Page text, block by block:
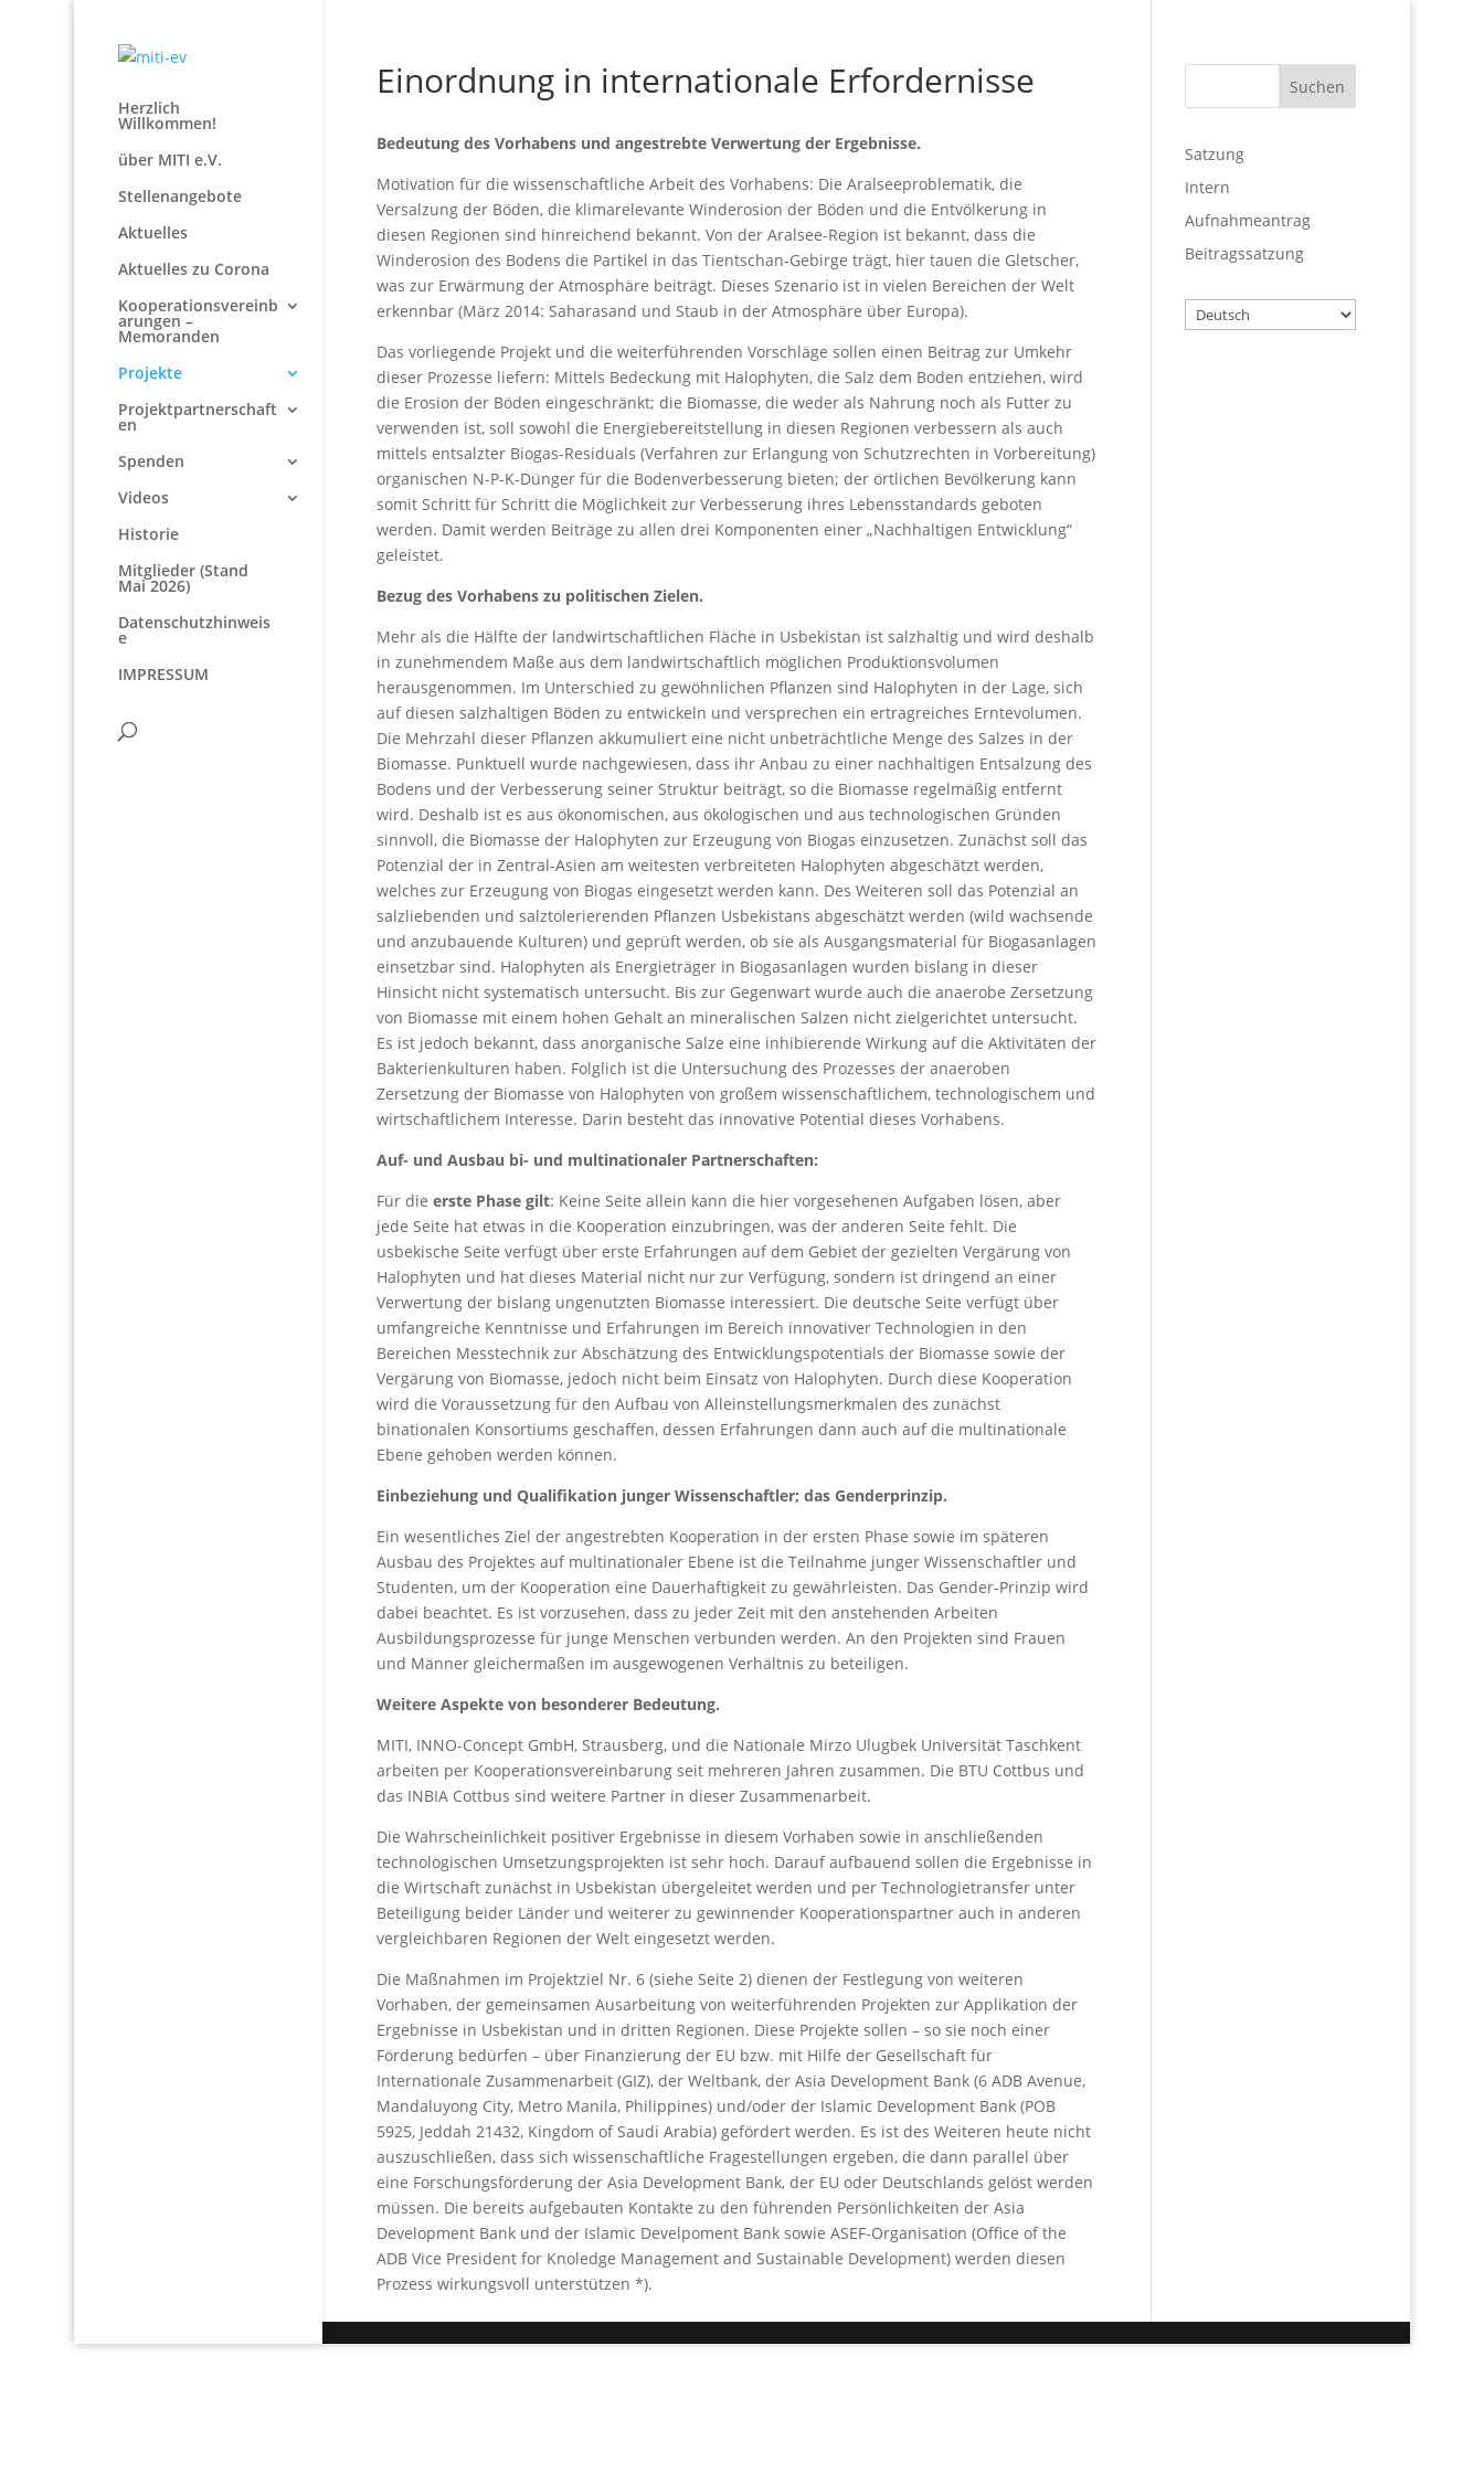
Herzlich
Willkommen!
über MITI e.V.
Stellenangebote
Aktuelles
Aktuelles zu Corona
Kooperationsvereinb
arungen –
Memoranden
Projekte
Projektpartnerschaft
en
Spenden
Videos
Historie
Mitglieder (Stand
Mai 2026)
Datenschutzhinweis
e
IMPRESSUM
Einordnung in internationale Erfordernisse
Bedeutung des Vorhabens und angestrebte Verwertung der Ergebnisse.
Motivation für die wissenschaftliche Arbeit des Vorhabens: Die Aralseeproblematik, die
Versalzung der Böden, die klimarelevante Winderosion der Böden und die Entvölkerung in
diesen Regionen sind hinreichend bekannt. Von der Aralsee-Region ist bekannt, dass die
Winderosion des Bodens die Partikel in das Tientschan-Gebirge trägt, hier tauen die Gletscher,
was zur Erwärmung der Atmosphäre beiträgt. Dieses Szenario ist in vielen Bereichen der Welt
erkennbar (März 2014: Saharasand und Staub in der Atmosphäre über Europa).
Das vorliegende Projekt und die weiterführenden Vorschläge sollen einen Beitrag zur Umkehr
dieser Prozesse liefern: Mittels Bedeckung mit Halophyten, die Salz dem Boden entziehen, wird
die Erosion der Böden eingeschränkt; die Biomasse, die weder als Nahrung noch als Futter zu
verwenden ist, soll sowohl die Energiebereitstellung in diesen Regionen verbessern als auch
mittels entsalzter Biogas-Residuals (Verfahren zur Erlangung von Schutzrechten in Vorbereitung)
organischen N-P-K-Dünger für die Bodenverbesserung bieten; der örtlichen Bevölkerung kann
somit Schritt für Schritt die Möglichkeit zur Verbesserung ihres Lebensstandards geboten
werden. Damit werden Beiträge zu allen drei Komponenten einer „Nachhaltigen Entwicklung“
geleistet.
Bezug des Vorhabens zu politischen Zielen.
Mehr als die Hälfte der landwirtschaftlichen Fläche in Usbekistan ist salzhaltig und wird deshalb
in zunehmendem Maße aus dem landwirtschaftlich möglichen Produktionsvolumen
herausgenommen. Im Unterschied zu gewöhnlichen Pflanzen sind Halophyten in der Lage, sich
auf diesen salzhaltigen Böden zu entwickeln und versprechen ein ertragreiches Erntevolumen.
Die Mehrzahl dieser Pflanzen akkumuliert eine nicht unbeträchtliche Menge des Salzes in der
Biomasse. Punktuell wurde nachgewiesen, dass ihr Anbau zu einer nachhaltigen Entsalzung des
Bodens und der Verbesserung seiner Struktur beiträgt, so die Biomasse regelmäßig entfernt
wird. Deshalb ist es aus ökonomischen, aus ökologischen und aus technologischen Gründen
sinnvoll, die Biomasse der Halophyten zur Erzeugung von Biogas einzusetzen. Zunächst soll das
Potenzial der in Zentral-Asien am weitesten verbreiteten Halophyten abgeschätzt werden,
welches zur Erzeugung von Biogas eingesetzt werden kann. Des Weiteren soll das Potenzial an
salzliebenden und salztolerierenden Pflanzen Usbekistans abgeschätzt werden (wild wachsende
und anzubauende Kulturen) und geprüft werden, ob sie als Ausgangsmaterial für Biogasanlagen
einsetzbar sind. Halophyten als Energieträger in Biogasanlagen wurden bislang in dieser
Hinsicht nicht systematisch untersucht. Bis zur Gegenwart wurde auch die anaerobe Zersetzung
von Biomasse mit einem hohen Gehalt an mineralischen Salzen nicht zielgerichtet untersucht.
Es ist jedoch bekannt, dass anorganische Salze eine inhibierende Wirkung auf die Aktivitäten der
Bakterienkulturen haben. Folglich ist die Untersuchung des Prozesses der anaeroben
Zersetzung der Biomasse von Halophyten von großem wissenschaftlichem, technologischem und
wirtschaftlichem Interesse. Darin besteht das innovative Potential dieses Vorhabens.
Auf- und Ausbau bi- und multinationaler Partnerschaften:
Für dieerste Phase gilt: Keine Seite allein kann die hier vorgesehenen Aufgaben lösen, aber
jede Seite hat etwas in die Kooperation einzubringen, was der anderen Seite fehlt. Die
usbekische Seite verfügt über erste Erfahrungen auf dem Gebiet der gezielten Vergärung von
Halophyten und hat dieses Material nicht nur zur Verfügung, sondern ist dringend an einer
Verwertung der bislang ungenutzten Biomasse interessiert. Die deutsche Seite verfügt über
umfangreiche Kenntnisse und Erfahrungen im Bereich innovativer Technologien in den
Bereichen Messtechnik zur Abschätzung des Entwicklungspotentials der Biomasse sowie der
Vergärung von Biomasse, jedoch nicht beim Einsatz von Halophyten. Durch diese Kooperation
wird die Voraussetzung für den Aufbau von Alleinstellungsmerkmalen des zunächst
binationalen Konsortiums geschaffen, dessen Erfahrungen dann auch auf die multinationale
Ebene gehoben werden können.
Einbeziehung und Qualifikation junger Wissenschaftler; das Genderprinzip.
Ein wesentliches Ziel der angestrebten Kooperation in der ersten Phase sowie im späteren
Ausbau des Projektes auf multinationaler Ebene ist die Teilnahme junger Wissenschaftler und
Studenten, um der Kooperation eine Dauerhaftigkeit zu gewährleisten. Das Gender-Prinzip wird
dabei beachtet. Es ist vorzusehen, dass zu jeder Zeit mit den anstehenden Arbeiten
Ausbildungsprozesse für junge Menschen verbunden werden. An den Projekten sind Frauen
und Männer gleichermaßen im ausgewogenen Verhältnis zu beteiligen.
Weitere Aspekte von besonderer Bedeutung.
MITI, INNO-Concept GmbH, Strausberg, und die Nationale Mirzo Ulugbek Universität Taschkent
arbeiten per Kooperationsvereinbarung seit mehreren Jahren zusammen. Die BTU Cottbus und
das INBIA Cottbus sind weitere Partner in dieser Zusammenarbeit.
Die Wahrscheinlichkeit positiver Ergebnisse in diesem Vorhaben sowie in anschließenden
technologischen Umsetzungsprojekten ist sehr hoch. Darauf aufbauend sollen die Ergebnisse in
die Wirtschaft zunächst in Usbekistan übergeleitet werden und per Technologietransfer unter
Beteiligung beider Länder und weiterer zu gewinnender Kooperationspartner auch in anderen
vergleichbaren Regionen der Welt eingesetzt werden.
Die Maßnahmen im Projektziel Nr. 6 (siehe Seite 2) dienen der Festlegung von weiteren
Vorhaben, der gemeinsamen Ausarbeitung von weiterführenden Projekten zur Applikation der
Ergebnisse in Usbekistan und in dritten Regionen. Diese Projekte sollen – so sie noch einer
Förderung bedürfen – über Finanzierung der EU bzw. mit Hilfe der Gesellschaft für
Internationale Zusammenarbeit (GIZ), der Weltbank, der Asia Development Bank (6 ADB Avenue,
Mandaluyong City, Metro Manila, Philippines) und/oder der Islamic Development Bank (POB
5925, Jeddah 21432, Kingdom of Saudi Arabia) gefördert werden. Es ist des Weiteren heute nicht
auszuschließen, dass sich wissenschaftliche Fragestellungen ergeben, die dann parallel über
eine Forschungsförderung der Asia Development Bank, der EU oder Deutschlands gelöst werden
müssen. Die bereits aufgebauten Kontakte zu den führenden Persönlichkeiten der Asia
Development Bank und der Islamic Develpoment Bank sowie ASEF-Organisation (Office of the
ADB Vice President for Knoledge Management and Sustainable Development) werden diesen
Prozess wirkungsvoll unterstützen *).
Satzung
Intern
Aufnahmeantrag
Beitragssatzung
Wählen
Sie